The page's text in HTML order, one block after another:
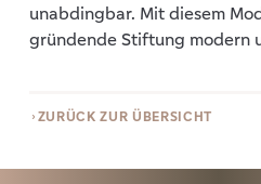
unabdingbar. Mit diesem
gründende Stiftung modern
ZURÜCK ZUR ÜBERSICHT